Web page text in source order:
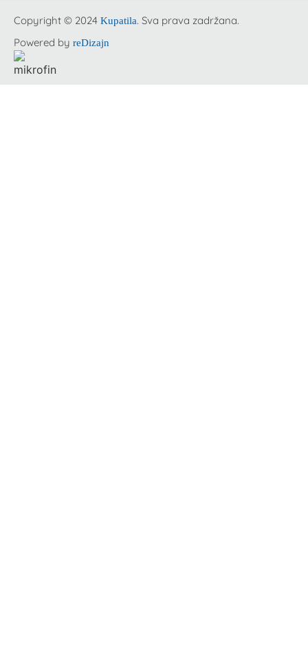
Copyright © 2024 Kupatila. Sva prava zadržana.
Powered by reDizajn